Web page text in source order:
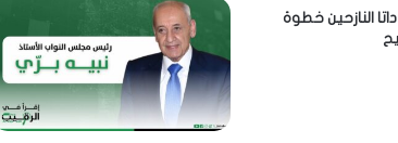
النازحين خطوة